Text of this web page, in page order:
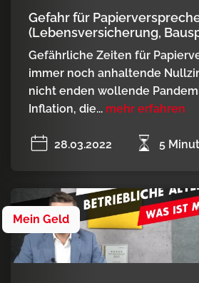
Gefahr für
(Lebensversicherung,
Gefährliche Zeiten für
immer noch anhaltende
nicht enden wollende
Inflation, die... mehr erfahren
28.03.2022 5
Mein Geld